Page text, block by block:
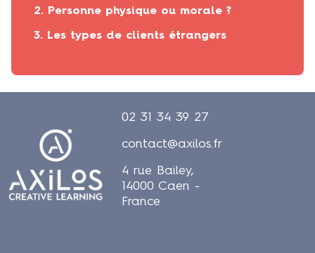
2. Personne physique ou morale ?
3. Les types de clients étrangers
02 31 34 39 27
contact@axilos.fr
4 rue Bailey,
14000 Caen -
France